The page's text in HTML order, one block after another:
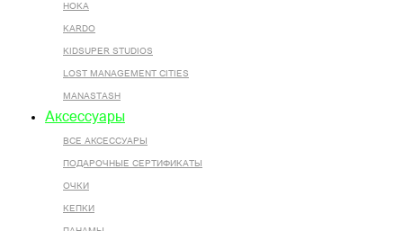
HOKA
KARDO
KIDSUPER STUDIOS
LOST MANAGEMENT CITIES
MANASTASH
Аксессуары
ВСЕ AКСЕССУАРЫ
ПОДАРОЧНЫЕ СЕРТИФИКАТЫ
ОЧКИ
КЕПКИ